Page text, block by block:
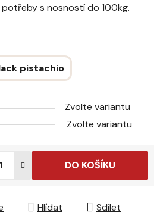
s nosností do 100kg.
pistachio
Zvolte variantu
Zvolte variantu
DO KOŠÍKU
Hlídat Sdílet